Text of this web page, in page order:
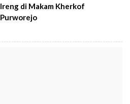
Ireng di Makam Kherkof
Purworejo